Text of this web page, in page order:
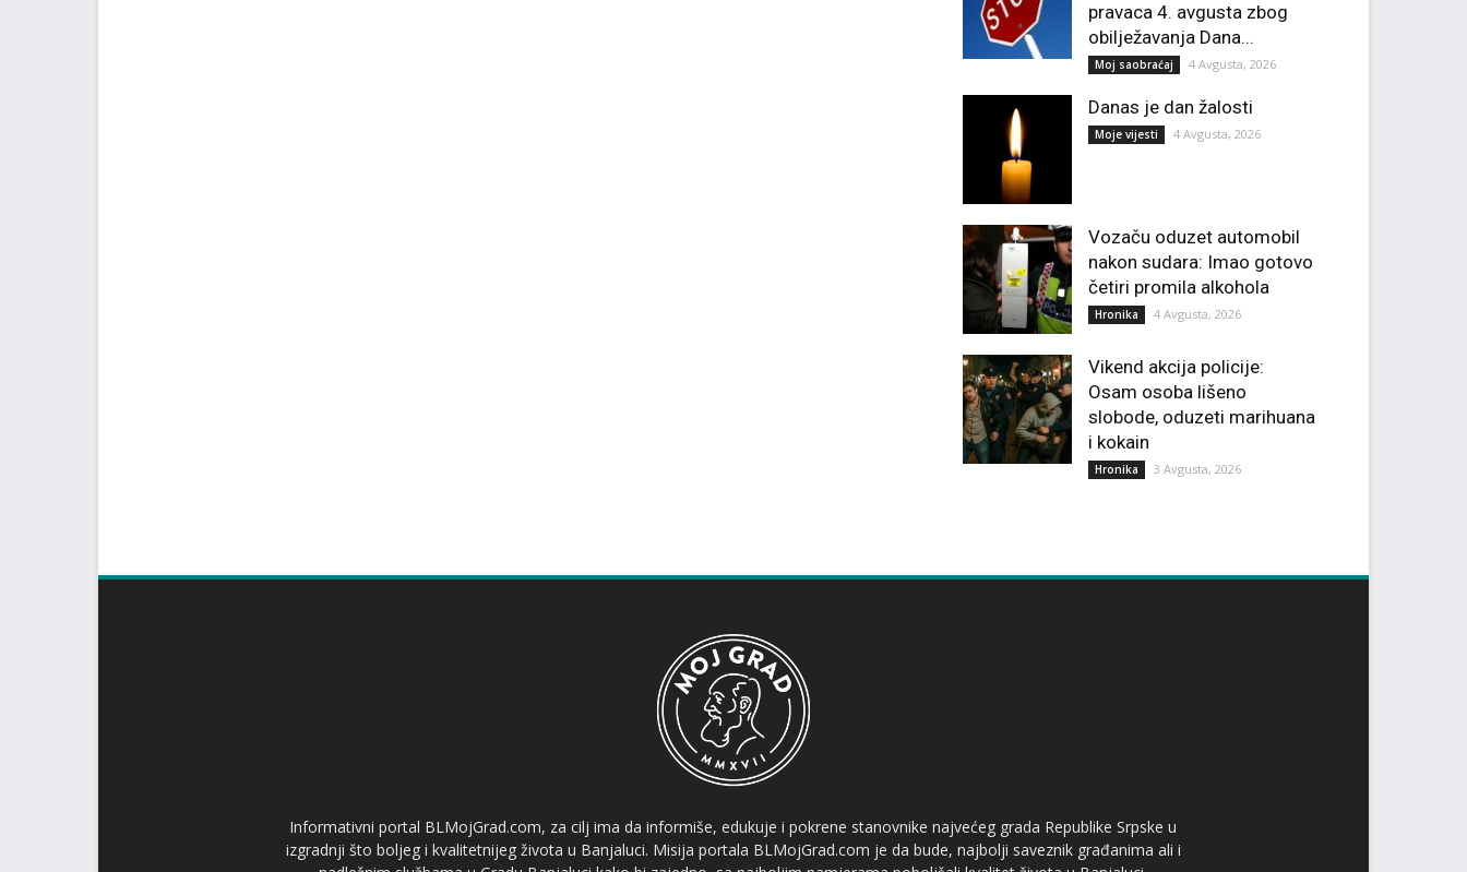
pravaca 4. avgusta zbog
obilježavanja Dana...
Moj saobraćaj 4 Avgusta, 2026
Danas je dan žalosti
Moje vijesti 4 Avgusta, 2026
Vozaču oduzet automobil
nakon sudara: Imao gotovo
četiri promila alkohola
Hronika 4 Avgusta, 2026
Vikend akcija policije:
Osam osoba lišeno
slobode, oduzeti marihuana
i kokain
Hronika 3 Avgusta, 2026
Informativni portal BLMojGrad.com, za cilj ima da informiše, edukuje i pokrene stanovnike najvećeg grada Republike Srpske u
izgradnji što boljeg i kvalitetnijeg života u Banjaluci. Misija portala BLMojGrad.com je da bude, najbolji saveznik građanima ali i